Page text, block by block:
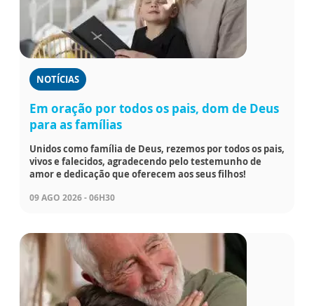
NOTÍCIAS
Em oração por todos os pais, dom de Deus
para as famílias
Unidos como família de Deus, rezemos por todos os pais,
vivos e falecidos, agradecendo pelo testemunho de
amor e dedicação que oferecem aos seus filhos!
09 AGO 2026 - 06H30